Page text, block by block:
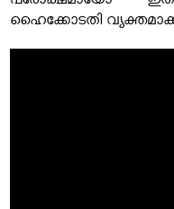
ഹൈക്കോടതി